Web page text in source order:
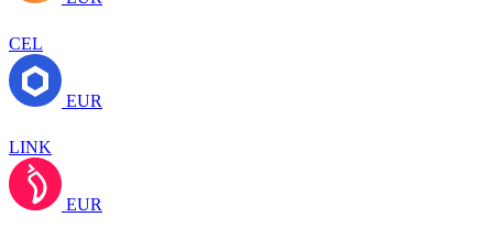
CEL
EUR
LINK
EUR